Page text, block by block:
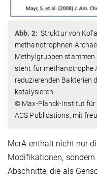
Abb. 2: Struktur von
methanotrophnen
Methylgruppen stammen
steht für methanotrophe
reduzierenden Bakterien
katalysieren.
© Max-Planck-Institut für
ACS Publications, mit
McrA enthält nicht nur
Modifikationen,
Abschnitte, die als